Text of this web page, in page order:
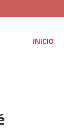
INICIO